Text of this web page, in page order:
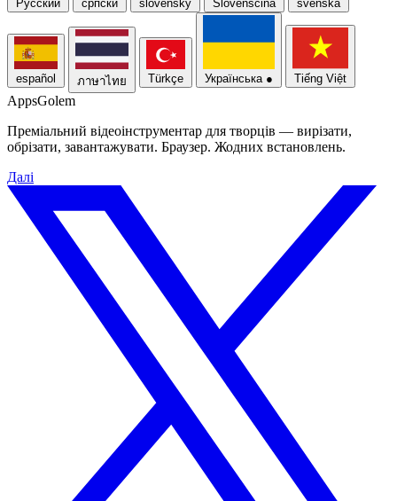
Русский српски slovensky Slovenščina svenska
español ภาษาไทย Türkçe Українська ● Tiếng Việt
AppsGolem
Преміальний відеоінструментар для творців — вирізати,
обрізати, завантажувати. Браузер. Жодних встановлень.
Далі